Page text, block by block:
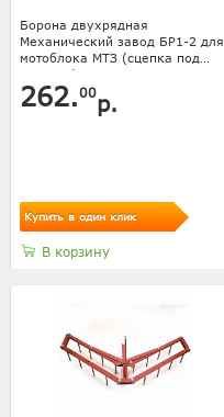
Борона двухрядная
Механический завод БР1-2 для
мотоблока МТЗ (сцепка под
квадрат)
262.00р.
Купить в один клик
В корзину